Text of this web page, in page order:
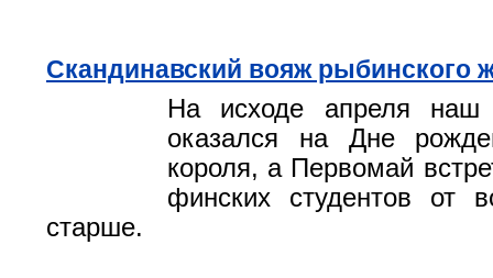
Скандинавский вояж рыбинского
На исходе апреля наш
оказался на Дне
короля, а Первомай
финских студентов от
старше.